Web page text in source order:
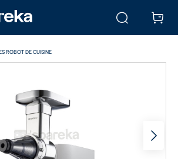
ROBOT DE CUISINE